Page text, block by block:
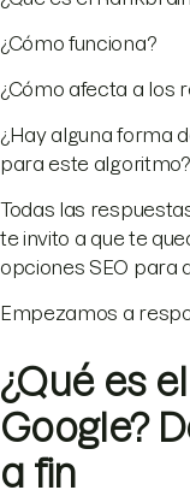
¿Cómo funciona?
¿Cómo afecta a los
¿Hay alguna forma
para este algoritmo?
Todas las
te invito a que te
opciones SEO para
Empezamos a
¿Qué es
Google?
a fin